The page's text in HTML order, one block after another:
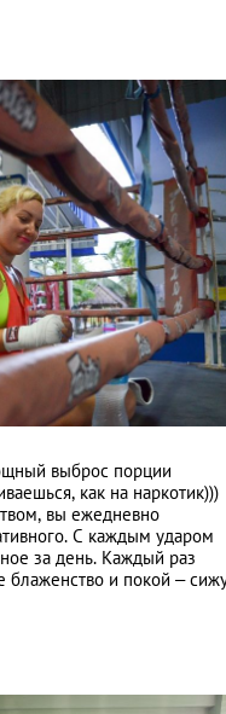
выброс порции
как на наркотик)))
вы ежедневно
С каждым ударом
за день. Каждый раз
блаженство и покой –